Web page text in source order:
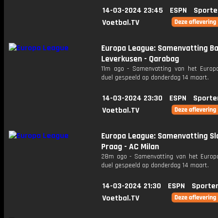
14-03-2024 23:45 ESPN
Voetbal.TV
Europa League: Samenvatting
Leverkusen - Qarabag
11m ago - Samenvatting van het
duel gespeeld op donderdag 14 maart.
14-03-2024 23:30 ESPN
Voetbal.TV
Europa League: Samenvatting
Praag - AC Milan
28m ago - Samenvatting van het
duel gespeeld op donderdag 14 maart.
14-03-2024 21:30 ESPN
Voetbal.TV